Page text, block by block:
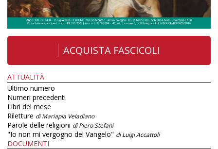
ACQUISTA FASCICOLI
ATTUALITÀ
Ultimo numero
Numeri precedenti
Libri del mese
Riletture di Mariapia Veladiano
Parole delle religioni di Piero Stefani
"Io non mi vergogno del Vangelo" di Luigi Accattoli
DOCUMENTI